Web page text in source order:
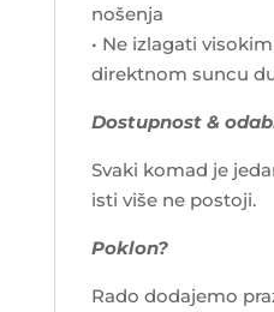
nošenja
• Ne izlagati
direktnom suncu
Dostupnost &
Svaki komad je
isti više ne postoji.
Poklon?
Rado dodajemo